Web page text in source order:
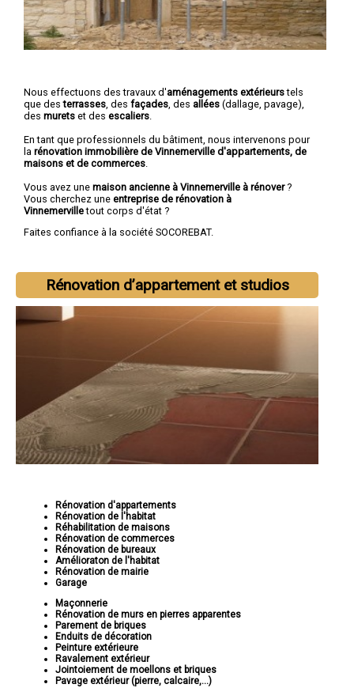
Nous effectuons des travaux d'aménagements extérieurstels
que desterrasses , des façades , des allées (dallage, pavage),
des murets et des escaliers
En tant que professionnels du bâtiment, nous intervenons pour
la rénovation immobilière de Vinnemerville d'appartements, de
maisons et de commerces
Vous avez une maison ancienne à Vinnemerville à rénover?
Vous cherchez une entreprise de rénovation à
Vinnemervilletout corps d'état ?
Faites confiance à la société SOCOREBAT.
Rénovation d’appartement et studios
Rénovation d'appartements
Rénovation de l'habitat
Réhabilitation de maisons
Rénovation de commerces
Rénovation de bureaux
Amélioraton de l'habitat
Rénovation de mairie
Garage
Maçonnerie
Rénovation de murs en pierres apparentes
Parement de briques
Enduits de décoration
Peinture extérieure
Ravalement extérieur
Jointoiement de moellons et briques
Pavage extérieur (pierre, calcaire,...)